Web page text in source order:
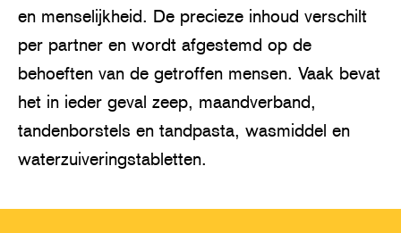
en menselijkheid. De precieze inhoud verschilt
per partner en wordt afgestemd op de
behoeften van de getroffen mensen. Vaak bevat
het in ieder geval zeep, maandverband,
tandenborstels en tandpasta, wasmiddel en
waterzuiveringstabletten.